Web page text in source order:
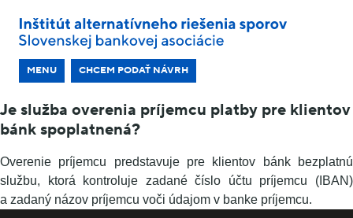
MENU CHCEM PODAŤ NÁVRH
Je služba overenia príjemcu platby pre klientov
bánk spoplatnená?
Overenie príjemcu predstavuje pre klientov bánk bezplatnú
službu, ktorá kontroluje zadané číslo účtu príjemcu (IBAN)
a zadaný názov príjemcu voči údajom v banke príjemcu.